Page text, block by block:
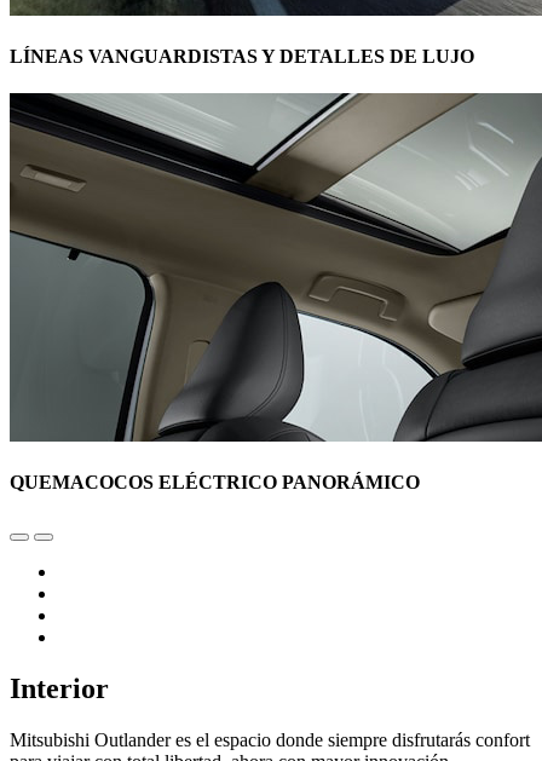
LÍNEAS VANGUARDISTAS Y DETALLES DE LUJO
QUEMACOCOS ELÉCTRICO PANORÁMICO
Interior
Mitsubishi Outlander es el espacio donde siempre disfrutarás confort